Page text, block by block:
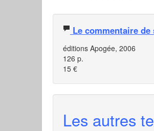
Le commentaire
éditions Apogée, 2006
126 p.
15 €
Les autres